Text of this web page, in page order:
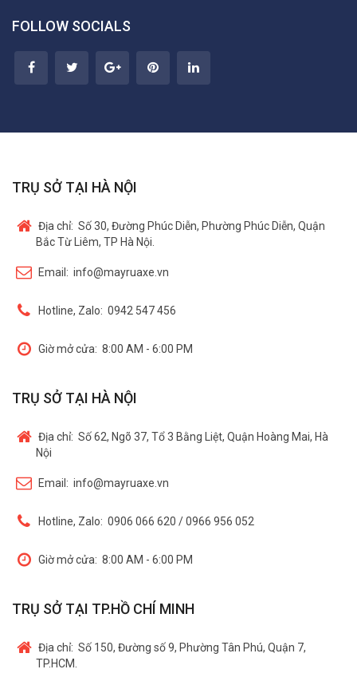
FOLLOW SOCIALS
TRỤ SỞ TẠI HÀ NỘI
Địa chỉ: Số 30, Đường Phúc Diễn, Phường Phúc Diễn, Quận
Bắc Từ Liêm, TP Hà Nội.
Email: info@mayruaxe.vn
Hotline, Zalo: 0942 547 456
Giờ mở cửa: 8:00 AM - 6:00 PM
TRỤ SỞ TẠI HÀ NỘI
Địa chỉ: Số 62, Ngõ 37, Tổ 3 Bằng Liệt, Quận Hoàng Mai, Hà
Nội
Email: info@mayruaxe.vn
Hotline, Zalo: 0906 066 620 / 0966 956 052
Giờ mở cửa: 8:00 AM - 6:00 PM
TRỤ SỞ TẠI TP.HỒ CHÍ MINH
Địa chỉ: Số 150, Đường số 9, Phường Tân Phú, Quận 7,
TP.HCM.